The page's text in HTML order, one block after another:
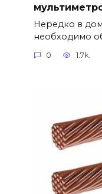
Нередко в
необходимо
0 1.7k.